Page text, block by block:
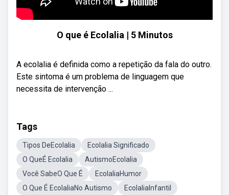
O que é Ecolalia | 5 Minutos
A ecolalia é definida como a repetição da fala do outro.
Este sintoma é um problema de linguagem que
necessita de intervenção ...
Tags
Tipos DeEcolalia
Ecolalia Significado
O QueÉ Ecolalia
AutismoEcolalia
Você SabeO Que É
EcolaliaHumor
O Que É EcolaliaNo Autismo
EcolaliaInfantil